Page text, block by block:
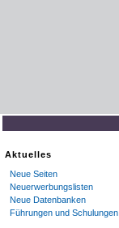
Aktuelles
Neue Seiten
Neuerwerbungslisten
Neue Datenbanken
Führungen und Schulungen